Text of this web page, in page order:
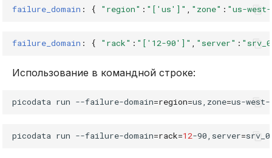
failure_domain : { "region" : "['us']" , "zone" : "us-
failure_domain : { "rack" : "['12-90']" , "server" :
Использование в командной строке:
picodata run --failure-domain=region=us,zone=
picodata run --failure-domain=rack=12-90,server=